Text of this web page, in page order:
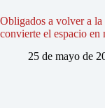
Obligados a volver a la
convierte el espacio en
25 de mayo de